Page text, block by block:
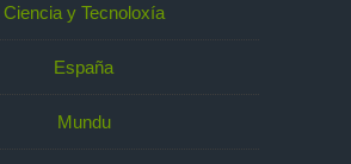
Ciencia y Tecnoloxía
España
Mundu